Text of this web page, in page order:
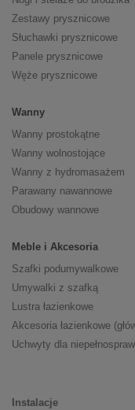
Zestawy prysznicowe
Słuchawki prysznicowe
Panele prysznicowe
Węże prysznicowe
Wanny
Wanny prostokątne
Wanny wolnostojące
Wanny z hydromasażem
Parawany nawannowe
Obudowy wannowe
Meble i Akcesoria
Szafki podumywalkowe
Umywalki z szafką
Lustra łazienkowe
Akcesoria łazienkowe
Uchwyty dla
Instalacje